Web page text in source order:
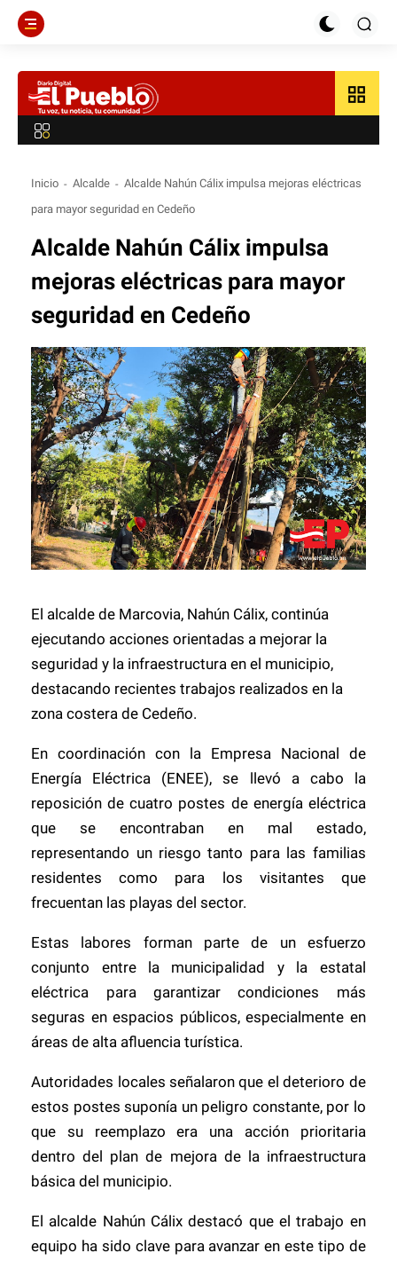
grid_view
Inicio Alcalde
Alcalde Nahún Cálix impulsa mejoras eléctricas
para mayor seguridad en Cedeño
Alcalde Nahún Cálix impulsa
mejoras eléctricas para mayor
seguridad en Cedeño
El alcalde de Marcovia, Nahún Cálix, continúa
ejecutando acciones orientadas a mejorar la
seguridad y la infraestructura en el municipio,
destacando recientes trabajos realizados en la
zona costera de Cedeño.
En coordinación con la Empresa Nacional de
Energía Eléctrica (ENEE), se llevó a cabo la
reposición de cuatro postes de energía eléctrica
que se encontraban en mal estado,
representando un riesgo tanto para las familias
residentes como para los visitantes que
frecuentan las playas del sector.
Estas labores forman parte de un esfuerzo
conjunto entre la municipalidad y la estatal
eléctrica para garantizar condiciones más
seguras en espacios públicos, especialmente en
áreas de alta afluencia turística.
Autoridades locales señalaron que el deterioro de
estos postes suponía un peligro constante, por lo
que su reemplazo era una acción prioritaria
dentro del plan de mejora de la infraestructura
básica del municipio.
El alcalde Nahún Cálix destacó que el trabajo en
equipo ha sido clave para avanzar en este tipo de